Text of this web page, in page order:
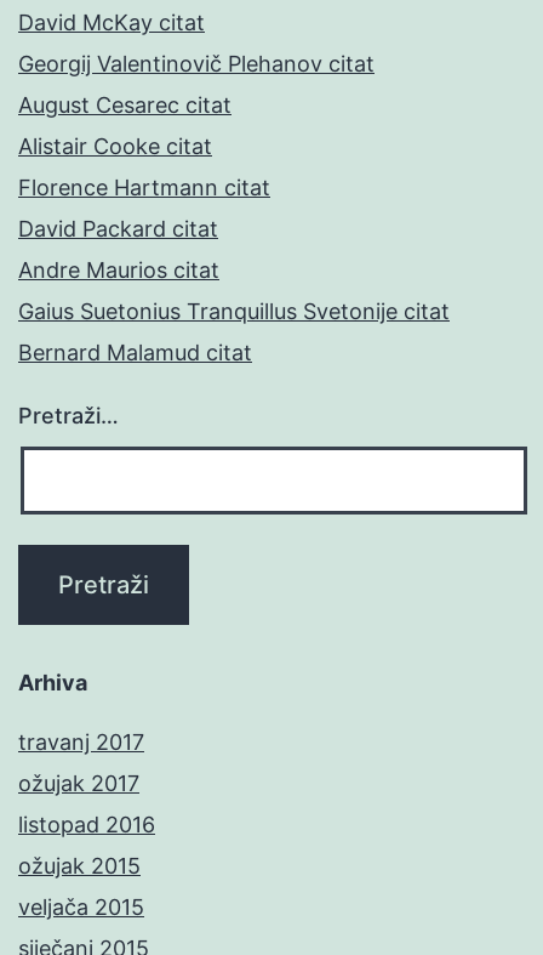
David McKay citat
Georgij Valentinovič Plehanov citat
August Cesarec citat
Alistair Cooke citat
Florence Hartmann citat
David Packard citat
Andre Maurios citat
Gaius Suetonius Tranquillus Svetonije citat
Bernard Malamud citat
Pretraži…
Arhiva
travanj 2017
ožujak 2017
listopad 2016
ožujak 2015
veljača 2015
siječanj 2015